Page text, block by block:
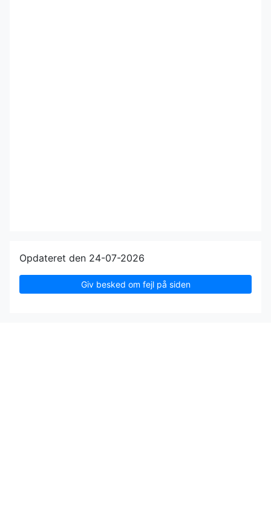
Opdateret den 24-07-2026
Giv besked om fejl på siden